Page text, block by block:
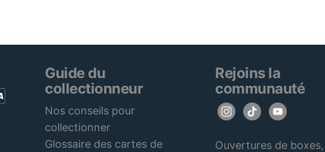
Guide du
collectionneur
Nos conseils pour
collectionner
Glossaire des cartes de
Rejoins la
communauté
Ouvertures de boxes,